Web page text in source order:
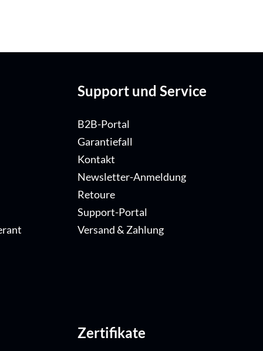
Support und Service
B2B-Portal
Garantiefall
Kontakt
Newsletter-Anmeldung
Retoure
Support-Portal
Versand & Zahlung
Zertifikate